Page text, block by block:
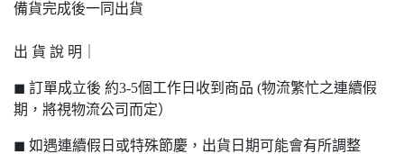
備貨完成後一同出貨
出 貨 說 明｜
◼ 訂單成立後 約3-5個工作日收到商品 (物流繁忙之連續假
期，將視物流公司而定）
◼ 如遇連續假日或特殊節慶，出貨日期可能會有所調整